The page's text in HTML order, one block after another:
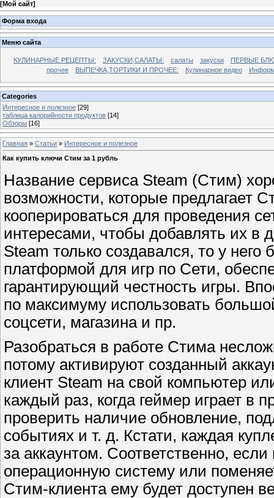
[Мой сайт]
Форма входа
Меню сайта
КУЛИНАРНЫЕ РЕЦЕПТЫ: ЗАКУСКИ,САЛАТЫ: салаты закуски
ПЕРВЫЕ
прочее
ВЫПЕЧКА,ТОРТИКИ И ПРОЧЕЕ: Кулинарное видео
Categories
Интересное и полезное [29]
таблица калорийности продуктов [14]
Обзоры [16]
Главная » Статьи » Интересное и полезное
Как купить ключи Стим за 1 рубль
Название сервиса Steam (Стим)
возможности, которые предлагает
кооперироваться для проведения
интересами, чтобы добавлять их в
Steam только создавался, то у
платформой для игр по Сети,
гарантирующий честность игры.
по максимуму использовать
соцсети, магазина и пр.
Разобраться в работе Стима
потому активируют созданный
клиент Steam на свой компьютер
каждый раз, когда геймер играет в
проверить наличие обновление,
событиях и т. д. Кстати, каждая
за аккаунтом. Соответственно,
операционную систему или
Стим-клиента ему будет доступен